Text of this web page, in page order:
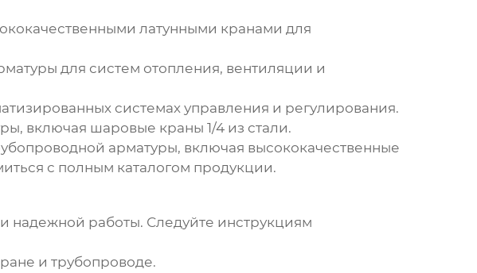
латунными кранами для
для систем отопления, вентиляции и
системах управления и регулирования.
включая шаровые краны 1/4из стали.
арматуры, включая высококачественные
с полным каталогом продукции.
надежной работы. Следуйте инструкциям
и трубопроводе.